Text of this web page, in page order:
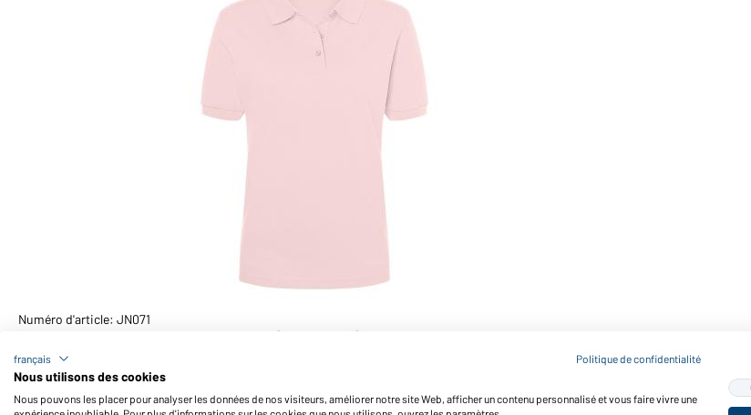
Numéro d'article: JN071
Polo piquée coupe ajustée femme (rose-clair)
français Politique de confidentialité
Nous utilisons des cookies
Nous pouvons les placer pour analyser les données de nos visiteurs, améliorer notre site Web, afficher un contenu personnalisé et vous faire vivre une